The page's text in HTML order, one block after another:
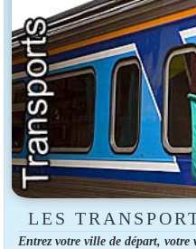
LES
Entrez votre ville de départ,